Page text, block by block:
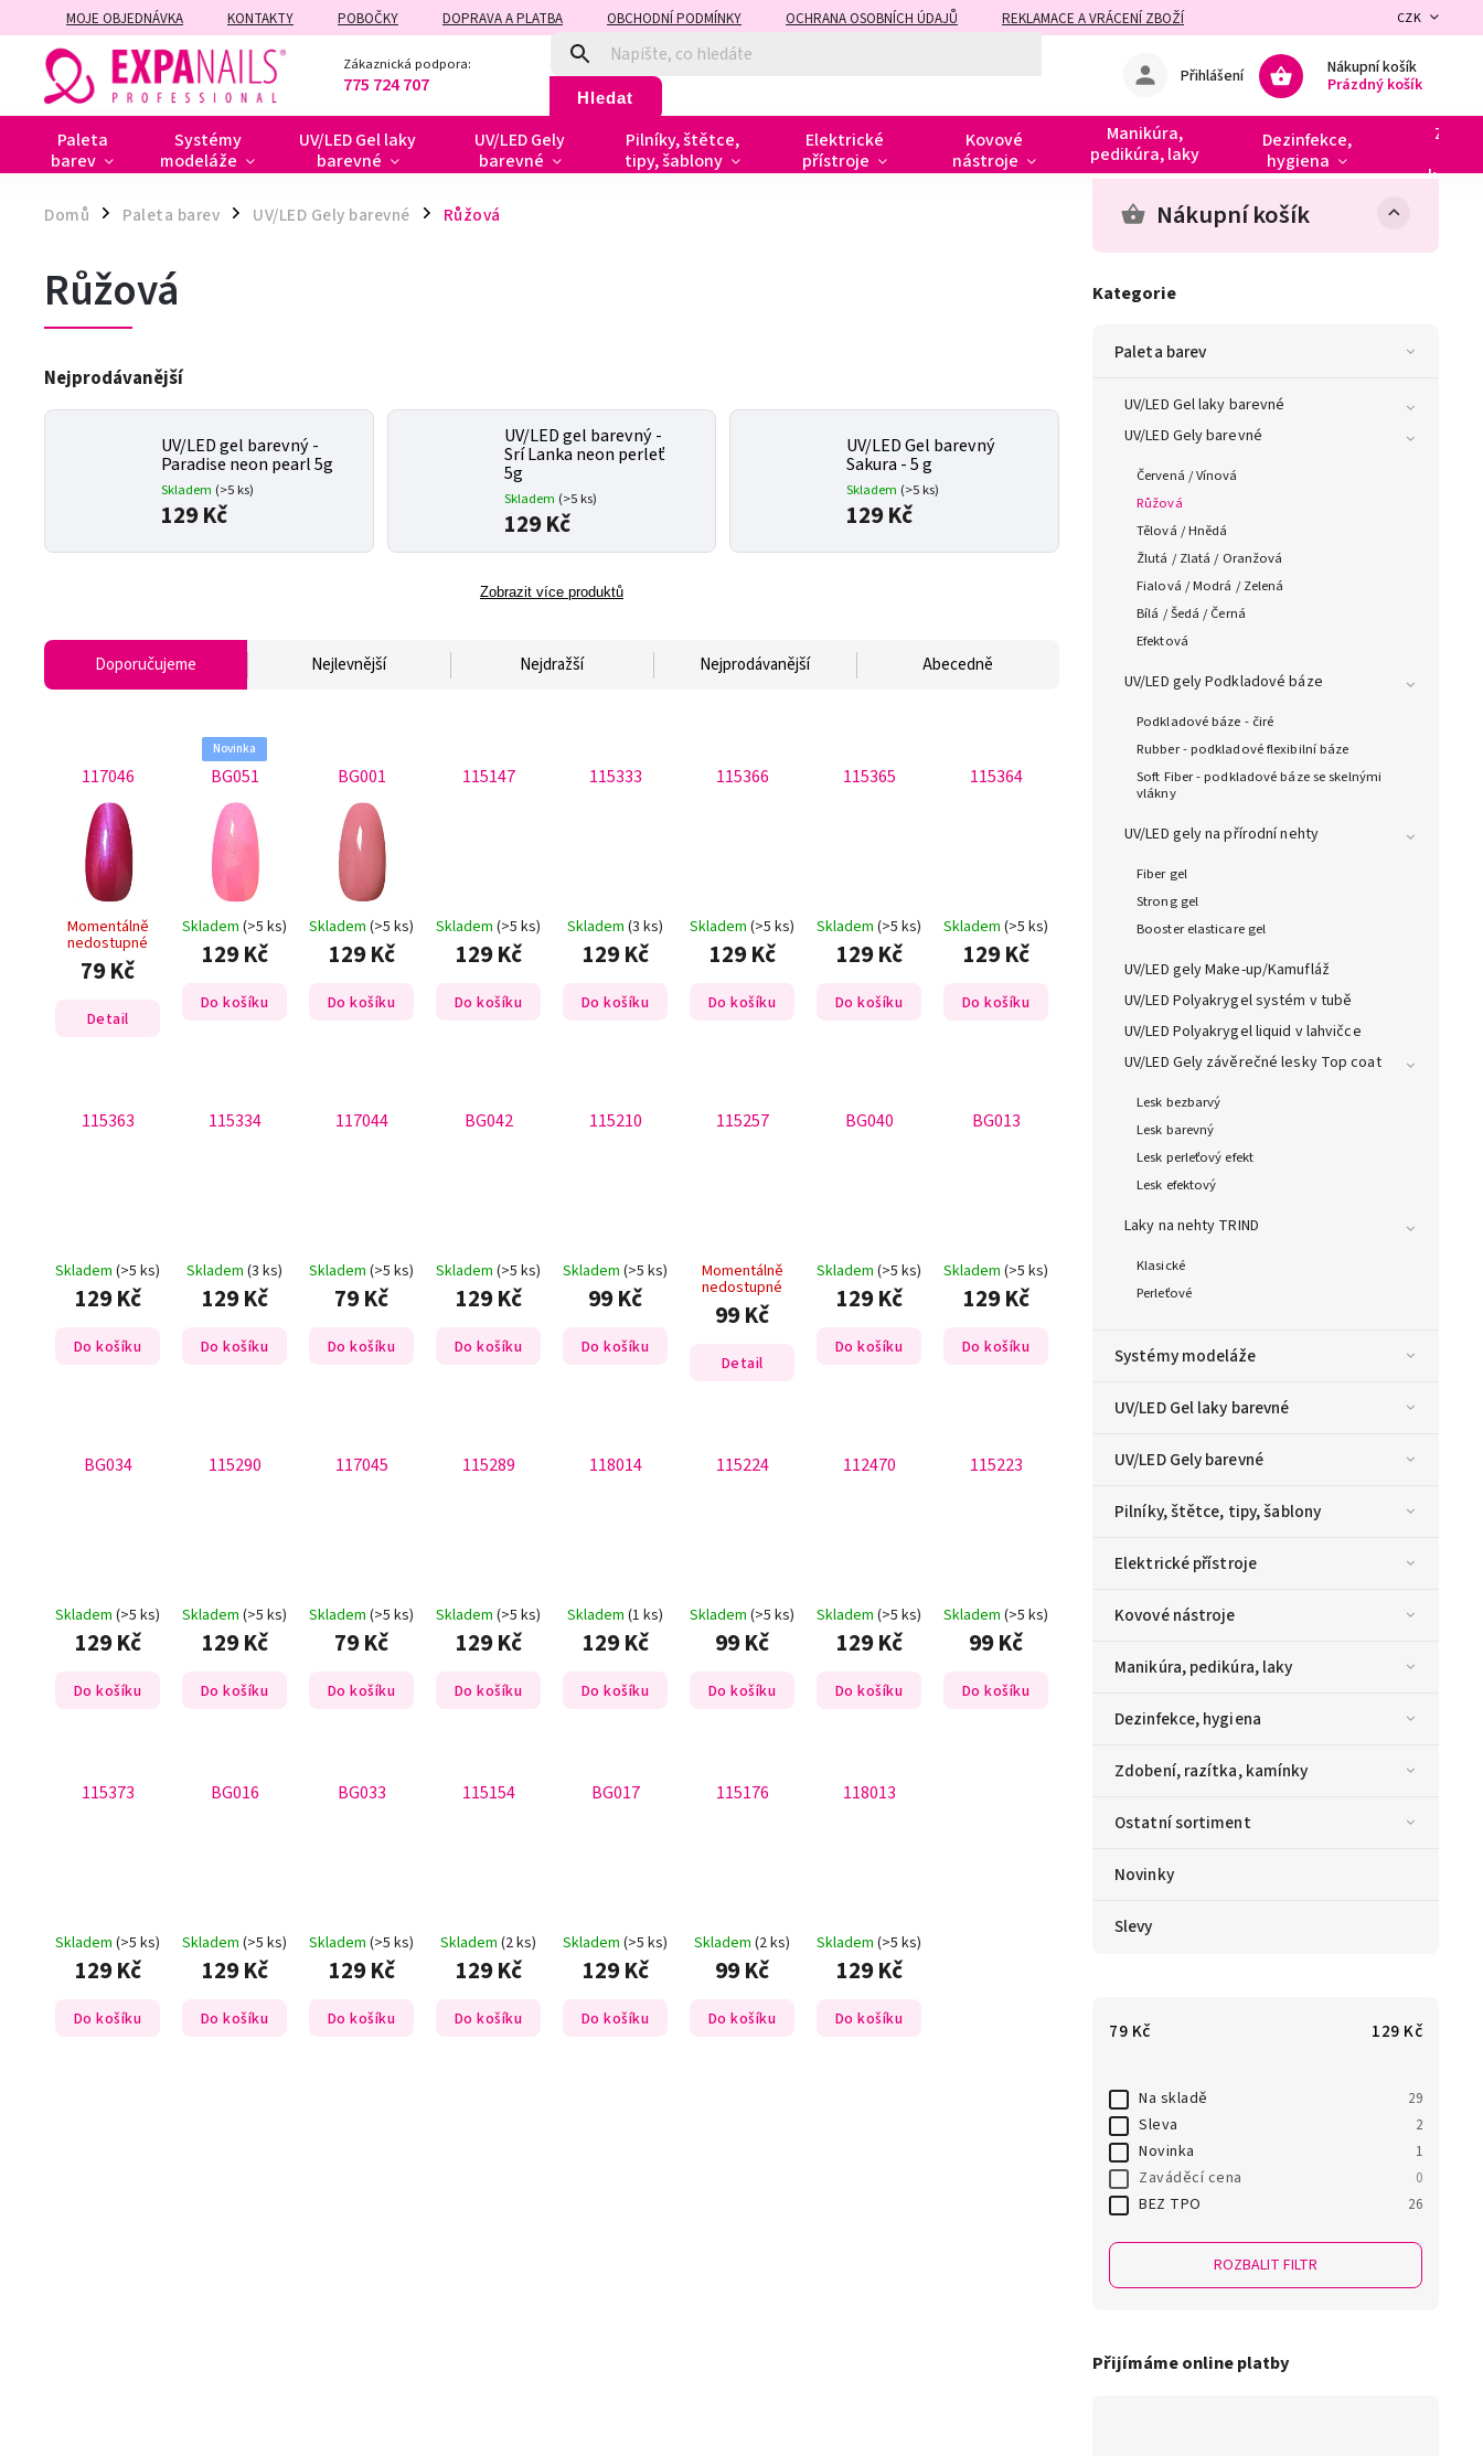
MOJE OBJEDNÁVKA KONTAKTY POBOČKY DOPRAVA A PLATBA OBCHODNÍ PODMÍNKY OCHRANA OSOBNÍCH ÚDAJŮ
REKLAMACE A VRÁCENÍ ZBOŽÍ
ZÁRUČNÍ A POZÁRUČNÍ OPRAVY
CZK
Zákaznická podpora:
775 724 707 Hledat
Nákupní košík
Prázdný košík
Přihlášení
Paleta
barev
Systémy
modeláže
UV/LED Gel laky
barevné
UV/LED Gely
barevné
Pilníky, štětce,
tipy, šablony
Elektrické
přístroje
Kovové
nástroje
Manikúra,
pedikúra, laky
Dezinfekce,
hygiena
Domů / Paleta barev / UV/LED Gely barevné / Růžová Nákupní košík
Kategorie
Paleta barev
UV/LED Gel laky barevné
UV/LED Gely barevné
Červená / Vínová
Růžová
Tělová / Hnědá
Žlutá / Zlatá / Oranžová
Fialová / Modrá / Zelená
Bílá / Šedá / Černá
Efektová
UV/LED gely Podkladové báze
Podkladové báze - čiré
Rubber - podkladové flexibilní báze
Soft Fiber - podkladové báze se skelnými
vlákny
UV/LED gely na přírodní nehty
Fiber gel
Strong gel
Booster elasticare gel
UV/LED gely Make-up/Kamufláž
UV/LED Polyakrygel systém v tubě
UV/LED Polyakrygel liquid v lahvičce
UV/LED Gely závěrečné lesky Top coat
Lesk bezbarvý
Lesk barevný
Lesk perleťový efekt
Lesk efektový
Laky na nehty TRIND
Klasické
Perleťové
Systémy modeláže
UV/LED Gel laky barevné
UV/LED Gely barevné
Pilníky, štětce, tipy, šablony
Elektrické přístroje
Kovové nástroje
Manikúra, pedikúra, laky
Dezinfekce, hygiena
Zdobení, razítka, kamínky
Ostatní sortiment
Novinky
Slevy
79 Kč 129 Kč
Na skladě 29
Sleva 2
Novinka 1
Zaváděcí cena 0
BEZ TPO 26
ROZBALIT FILTR
Přijímáme online platby
Růžová
Nejprodávanější
UV/LED gel barevný -
Paradise neon pearl 5g
Skladem (>5 ks)
129 Kč
UV/LED gel barevný -
Srí Lanka neon perleť
5g
Skladem (>5 ks)
129 Kč
UV/LED Gel barevný
Sakura - 5 g
Skladem (>5 ks)
129 Kč
Zobrazit více produktů
Doporučujeme Nejlevnější Nejdražší Nejprodávanější Abecedně
Momentálně
nedostupné
79 Kč
Detail
117046
Novinka
Skladem (>5 ks)
129 Kč
Do košíku
BG051
Skladem (>5 ks)
129 Kč
Do košíku
BG001
Skladem (>5 ks)
129 Kč
Do košíku
115147
Skladem (3 ks)
129 Kč
Do košíku
115333
Skladem (>5 ks)
129 Kč
Do košíku
115366
Skladem (>5 ks)
129 Kč
Do košíku
115365
Skladem (>5 ks)
129 Kč
Do košíku
115364
Skladem (>5 ks)
129 Kč
Do košíku
115363
Skladem (3 ks)
129 Kč
Do košíku
115334
Skladem (>5 ks)
79 Kč
Do košíku
117044
Skladem (>5 ks)
129 Kč
Do košíku
BG042
Skladem (>5 ks)
99 Kč
Do košíku
115210
Momentálně
nedostupné
99 Kč
Detail
115257
Skladem (>5 ks)
129 Kč
Do košíku
BG040
Skladem (>5 ks)
129 Kč
Do košíku
BG013
Skladem (>5 ks)
129 Kč
Do košíku
BG034
Skladem (>5 ks)
129 Kč
Do košíku
115290
Skladem (>5 ks)
79 Kč
Do košíku
117045
Skladem (>5 ks)
129 Kč
Do košíku
115289
Skladem (1 ks)
129 Kč
Do košíku
118014
Skladem (>5 ks)
99 Kč
Do košíku
115224
Skladem (>5 ks)
129 Kč
Do košíku
112470
Skladem (>5 ks)
99 Kč
Do košíku
115223
Skladem (>5 ks)
129 Kč
Do košíku
115373
Skladem (>5 ks)
129 Kč
Do košíku
BG016
Skladem (>5 ks)
129 Kč
Do košíku
BG033
Skladem (2 ks)
129 Kč
Do košíku
115154
Skladem (>5 ks)
129 Kč
Do košíku
BG017
Skladem (2 ks)
99 Kč
Do košíku
115176
Skladem (>5 ks)
129 Kč
Do košíku
118013